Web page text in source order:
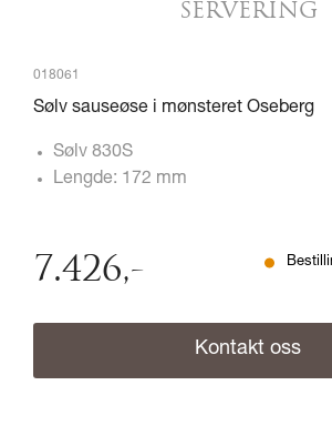
SERVERING
018061
Sølv sauseøse i mønsteret Oseberg
Sølv 830S
Lengde: 172 mm
7.426,-
Kontakt oss